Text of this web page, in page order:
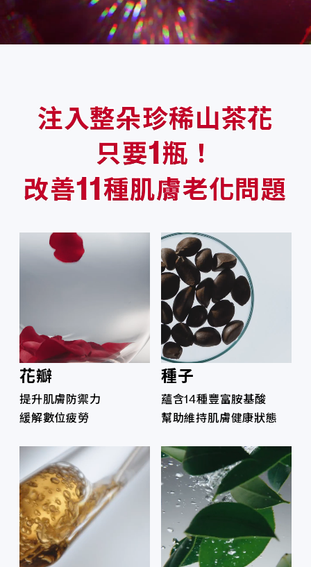
注入整朵珍稀山茶花
只要1瓶！
改善11種肌膚老化問題
花瓣
提升肌膚防禦力
緩解數位疲勞
種子
蘊含14種豐富胺基酸
幫助維持肌膚健康狀態